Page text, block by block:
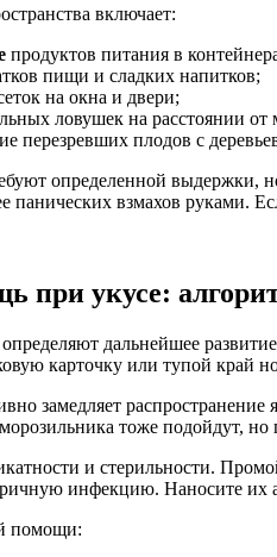
включает:
продуктов питания в
пищи и сладких напитков;
на окна и двери;
ловушек на расстоянии от
перезревших плодов с
определенной выдержки,
панических взмахов руками.
при укусе:
дальнейшее
карточку или тупой край
замедляет
тоже подойдут,
и стерильности.
инфекцию. Наносите
помощи: